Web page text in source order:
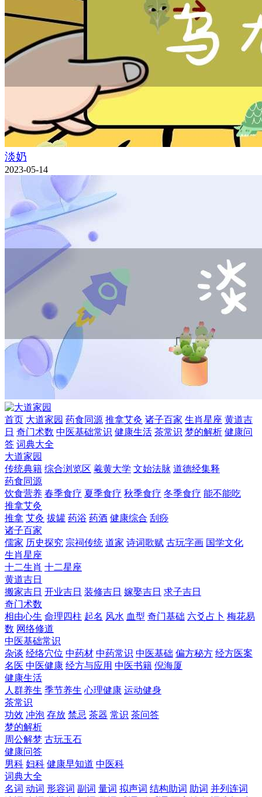
淡奶
2023-05-14
首页 大道家园 药食同源 推拿艾灸 诸子百家 生肖星座 黄道吉
日 奇门术数 中医基础常识 健康生活 茶常识 梦的解析 健康问
答 词典大全
大道家园
传统典籍 综合浏览区 羲黄大学 文始法脉 道德经集释
药食同源
饮食营养 春季食疗 夏季食疗 秋季食疗 冬季食疗 能不能吃
推拿艾灸
推拿 艾灸 拔罐 药浴 药酒 健康综合 刮痧
诸子百家
儒家 历史探究 宗祠传统 道家 诗词歌赋 古玩字画 国学文化
生肖星座
十二生肖 十二星座
黄道吉日
搬家吉日 开业吉日 装修吉日 嫁娶吉日 求子吉日
奇门术数
相由心生 命理四柱 起名 风水 血型 奇门基础 六爻占卜 梅花易
数 网络修道
中医基础常识
杂谈 经络穴位 中药材 中药常识 中医基础 偏方秘方 经方医案
名医 中医健康 经方与应用 中医书籍 倪海厦
健康生活
人群养生 季节养生 心理健康 运动健身
茶常识
功效 冲泡 存放 禁忌 茶器 常识 茶问答
梦的解析
周公解梦 古玩玉石
健康问答
男科 妇科 健康早知道 中医科
词典大全
名词 动词 形容词 副词 量词 拟声词 结构助词 助词 并列连词